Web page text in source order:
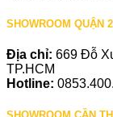
SHOWROOM QUẬN
Địa chỉ: 669 Đỗ
TP.HCM
Hotline: